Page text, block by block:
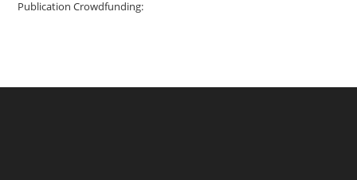
Publication Crowdfunding: